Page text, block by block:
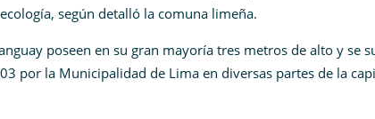
según detalló la comuna limeña.
poseen en su gran mayoría tres metros de alto y se
por la Municipalidad de Lima en diversas partes de la